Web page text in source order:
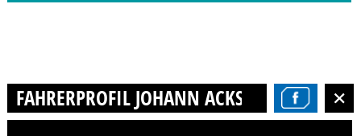
FAHRERPROFIL JOHANN ACKSTEINER